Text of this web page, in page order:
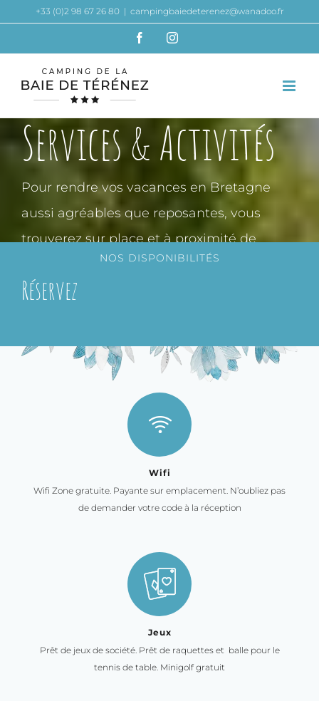
+33 (0)2 98 67 26 80 | campingbaiedeterenez@wanadoo.fr
FacebookInstagram
Services & Activités
Pour rendre vos vacances en Bretagne
aussi agréables que reposantes, vous
trouverez sur place et à proximité de
nombreux services utiles et pratiques lors
de votre séjour à Plouézoc’h en Finistère.
NOS DISPONIBILITÉS
Réservez
Wifi
Wifi Zone gratuite. Payante sur emplacement. N’oubliez pas
de demander votre code à la réception
Jeux
Prêt de jeux de société. Prêt de raquettes et balle pour le
tennis de table. Minigolf gratuit